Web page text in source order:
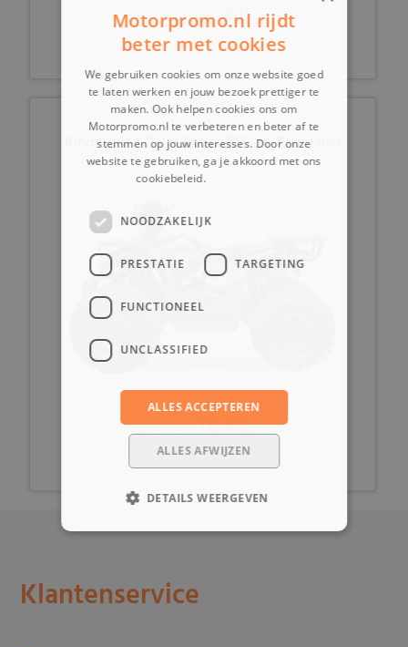
€ 69,99
Kinderquad 150cc Rocco RS8-3G Platin Red
vanaf1649,-
Klantenservice
Motorpromo.nl rijdt
beter met cookies
We gebruiken cookies om onze website goed
te laten werken en jouw bezoek prettiger te
maken. Ook helpen cookies ons om
Motorpromo.nl te verbeteren en beter af te
stemmen op jouw interesses. Door onze
website te gebruiken, ga je akkoord met ons
cookiebeleid.
NOODZAKELIJK
PRESTATIE TARGETING
FUNCTIONEEL
UNCLASSIFIED
ALLES ACCEPTEREN
ALLES AFWIJZEN
DETAILS WEERGEVEN